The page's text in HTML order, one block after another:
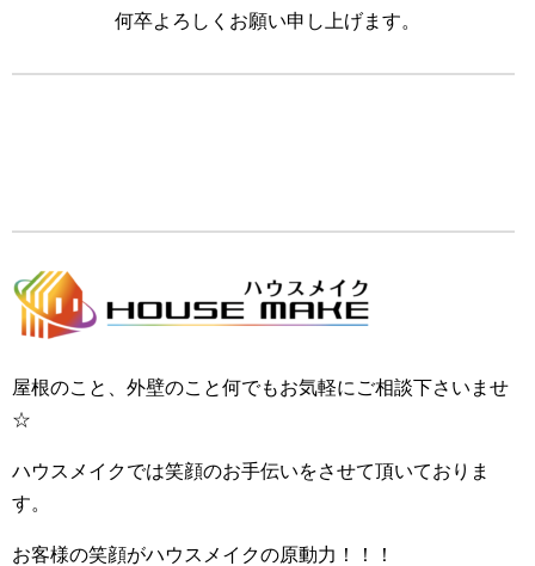
何卒よろしくお願い申し上げます。
屋根のこと、外壁のこと何でもお気軽にご相談下さいませ
☆
ハウスメイクでは笑顔のお手伝いをさせて頂いておりま
す。
お客様の笑顔がハウスメイクの原動力！！！